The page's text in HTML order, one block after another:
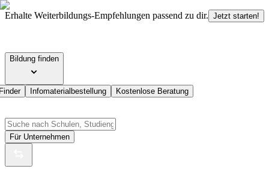
Erhalte Weiterbildungs-Empfehlungen passend zu dir. Jetzt starten!
Bildung finden
Infomaterialbestellung Kostenlose Beratung
Für Unternehmen